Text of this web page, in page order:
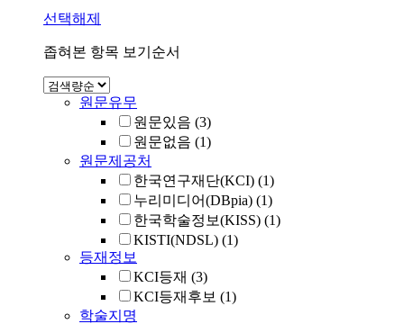
선택해제
좁혀본 항목 보기순서
원문유무
원문있음 (3)
원문없음 (1)
원문제공처
한국연구재단(KCI) (1)
누리미디어(DBpia) (1)
한국학술정보(KISS) (1)
KISTI(NDSL) (1)
등재정보
KCI등재 (3)
KCI등재후보 (1)
학술지명